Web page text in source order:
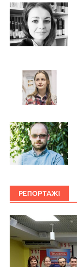
РЕПОРТАЖІ